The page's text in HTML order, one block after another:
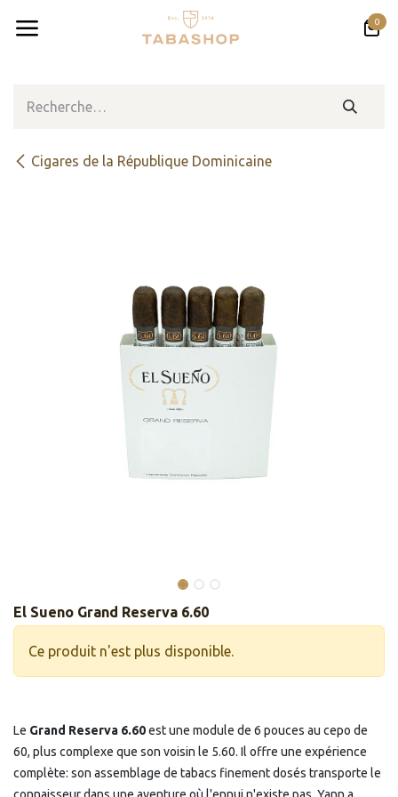
0
Cigares de la République Dominicaine
El Sueno Grand Reserva 6.60
Ce produit n'est plus disponible.
Le Grand Reserva 6.60est une module de 6 pouces au cepo de
60, plus complexe que son voisin le 5.60. Il offre une expérience
complète: son assemblage de tabacs finement dosés transporte le